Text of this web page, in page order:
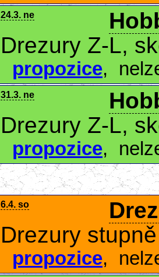
24.3. ne
Drezury Z-L,
propozice,
31.3. ne
Drezury Z-L,
propozice,
6.4. so
Drezury
propozice,